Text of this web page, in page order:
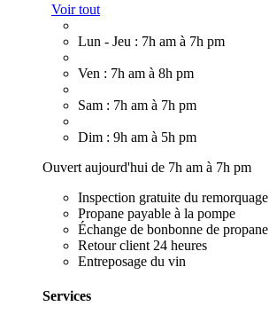
Voir tout
Lun - Jeu : 7h am à 7h pm
Ven : 7h am à 8h pm
Sam : 7h am à 7h pm
Dim : 9h am à 5h pm
Ouvert aujourd'hui de 7h am à 7h pm
Inspection gratuite du remorquage
Propane payable à la pompe
Échange de bonbonne de propane
Retour client 24 heures
Entreposage du vin
Services